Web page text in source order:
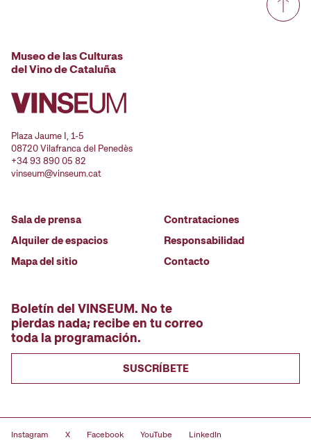
Museo de las Culturas
del Vino de Cataluña
Plaza Jaume I, 1-5
08720 Vilafranca del Penedès
+34 93 890 05 82
vinseum@vinseum.cat
Sala de prensa
Alquiler de espacios
Mapa del sitio
Contrataciones
Responsabilidad
Contacto
Boletín del VINSEUM. No te
pierdas nada; recibe en tu correo
toda la programación.
SUSCRÍBETE
Instagram X Facebook YouTube LinkedIn